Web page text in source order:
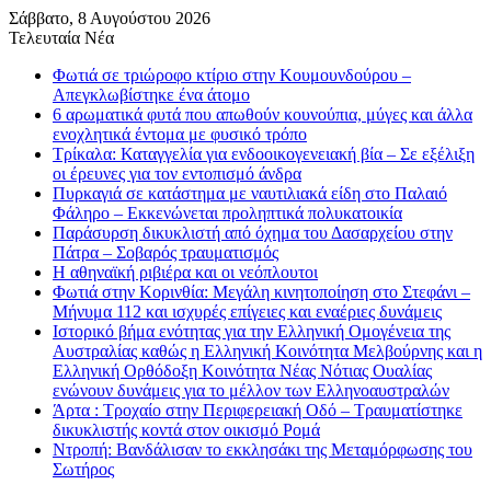
Σάββατο, 8 Αυγούστου 2026
Τελευταία Νέα
Φωτιά σε τριώροφο κτίριο στην Κουμουνδούρου –
Απεγκλωβίστηκε ένα άτομο
6 αρωματικά φυτά που απωθούν κουνούπια, μύγες και άλλα
ενοχλητικά έντομα με φυσικό τρόπο
Τρίκαλα: Καταγγελία για ενδοοικογενειακή βία – Σε εξέλιξη
οι έρευνες για τον εντοπισμό άνδρα
Πυρκαγιά σε κατάστημα με ναυτιλιακά είδη στο Παλαιό
Φάληρο – Εκκενώνεται προληπτικά πολυκατοικία
Παράσυρση δικυκλιστή από όχημα του Δασαρχείου στην
Πάτρα – Σοβαρός τραυματισμός
Η αθηναϊκή ριβιέρα και οι νεόπλουτοι
Φωτιά στην Κορινθία: Μεγάλη κινητοποίηση στο Στεφάνι –
Μήνυμα 112 και ισχυρές επίγειες και εναέριες δυνάμεις
Ιστορικό βήμα ενότητας για την Ελληνική Ομογένεια της
Αυστραλίας καθώς η Ελληνική Κοινότητα Μελβούρνης και η
Ελληνική Ορθόδοξη Κοινότητα Νέας Νότιας Ουαλίας
ενώνουν δυνάμεις για το μέλλον των Ελληνοαυστραλών
Άρτα : Τροχαίο στην Περιφερειακή Οδό – Τραυματίστηκε
δικυκλιστής κοντά στον οικισμό Ρομά
Ντροπή: Βανδάλισαν το εκκλησάκι της Μεταμόρφωσης του
Σωτήρος